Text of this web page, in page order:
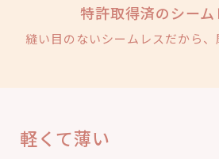
特許取得済のシー
縫い目のないシームレスだから
軽くて薄い